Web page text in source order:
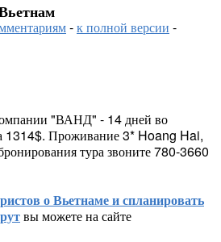
-к полной версии -
"ВАНД" - 14 дней во
1314$. Проживание 3* Hoang Hai,
тура звоните 780-3660
о Вьетнаме и спланировать
вы можете на сайте